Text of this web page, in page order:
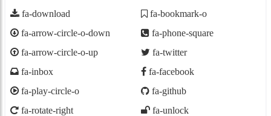
fa-download
fa-arrow-circle-o-down
fa-arrow-circle-o-up
fa-inbox
fa-play-circle-o
fa-rotate-right
fa-bookmark-o
fa-phone-square
fa-twitter
fa-facebook
fa-github
fa-unlock